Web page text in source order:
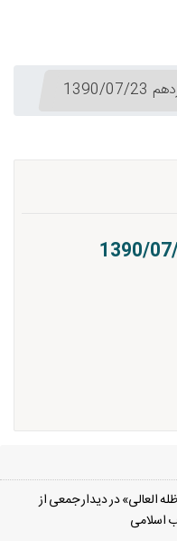
23
در دیدار جمعی از